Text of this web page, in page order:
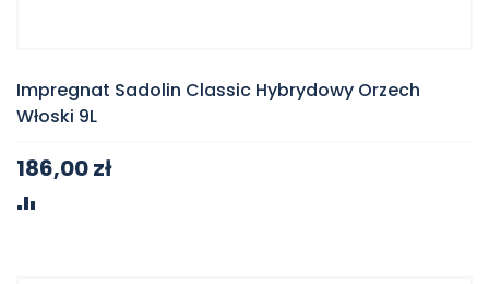
Impregnat Sadolin Classic Hybrydowy Orzech
Włoski 9L
186,00 zł